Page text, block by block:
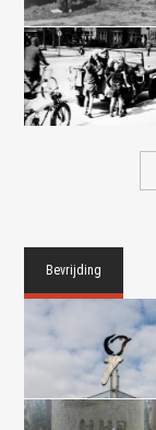
Bevrijding